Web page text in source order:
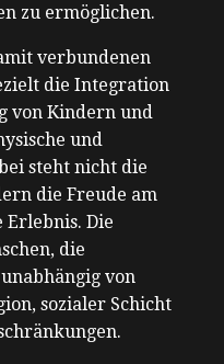
zu ermöglichen.
verbundenen
die Integration
von Kindern und
und
steht nicht die
die Freude am
Erlebnis. Die
die
von
sozialer Schicht